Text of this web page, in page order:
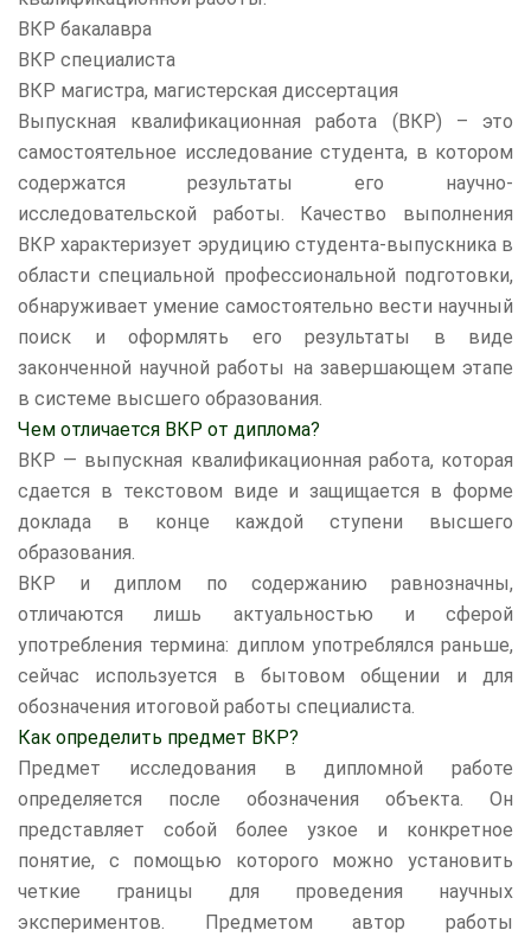
ВКР бакалавра
ВКР специалиста
ВКР магистра, магистерская диссертация
Выпускная квалификационная работа (ВКР) – это
самостоятельное исследование студента, в котором
содержатся результаты его научно-
исследовательской работы. Качество выполнения
ВКР характеризует эрудицию студента-выпускника в
области специальной профессиональной подготовки,
обнаруживает умение самостоятельно вести научный
поиск и оформлять его результаты в виде
законченной научной работы на завершающем этапе
в системе высшего образования.
Чем отличается ВКР от диплома?
ВКР — выпускная квалификационная работа, которая
сдается в текстовом виде и защищается в форме
доклада в конце каждой ступени высшего
образования.
ВКР и диплом по содержанию равнозначны,
отличаются лишь актуальностью и сферой
употребления термина: диплом употреблялся раньше,
сейчас используется в бытовом общении и для
обозначения итоговой работы специалиста.
Как определить предмет ВКР?
Предмет исследования в дипломной работе
определяется после обозначения объекта. Он
представляет собой более узкое и конкретное
понятие, с помощью которого можно установить
четкие границы для проведения научных
экспериментов. Предметом автор работы